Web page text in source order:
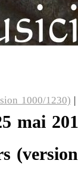
1000/1230)
mai